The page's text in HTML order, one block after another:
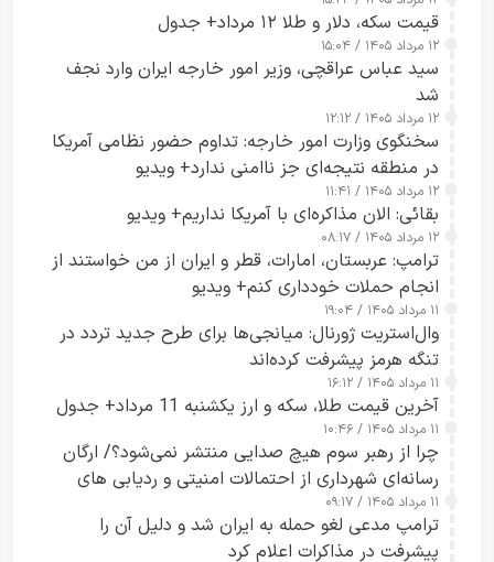
قیمت سکه، دلار و طلا ۱۲ مرداد+ جدول
۱۲ مرداد ۱۴۰۵ / ۱۵:۰۴
سید عباس عراقچی، وزیر امور خارجه ایران وارد نجف
شد
۱۲ مرداد ۱۴۰۵ / ۱۲:۱۲
سخنگوی وزارت امور خارجه: تداوم حضور نظامی آمریکا
در منطقه نتیجه‌ای جز ناامنی ندارد+ ویدیو
۱۲ مرداد ۱۴۰۵ / ۱۱:۴۱
بقائی: الان مذاکره‌ای با آمریکا نداریم+ ویدیو
۱۲ مرداد ۱۴۰۵ / ۰۸:۱۷
ترامپ: عربستان، امارات، قطر و ایران از من خواستند از
انجام حملات خودداری کنم+ ویدیو
۱۱ مرداد ۱۴۰۵ / ۱۹:۰۴
وال‌استریت ژورنال: میانجی‌ها برای طرح جدید تردد در
تنگه هرمز پیشرفت کرده‌اند
۱۱ مرداد ۱۴۰۵ / ۱۶:۱۲
آخرین قیمت طلا، سکه و ارز یکشنبه 11 مرداد+ جدول
۱۱ مرداد ۱۴۰۵ / ۱۰:۴۶
چرا از رهبر سوم هیچ صدایی منتشر نمی‌شود؟/ ارگان
رسانه‌ای شهرداری از احتمالات امنیتی و ردیابی های
جاسوسی گفت
۱۱ مرداد ۱۴۰۵ / ۰۹:۱۷
ترامپ مدعی لغو حمله به ایران شد و دلیل آن را
پیشرفت در مذاکرات اعلام کرد